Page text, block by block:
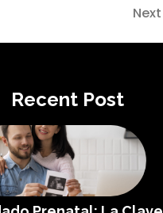
Next
Recent Post